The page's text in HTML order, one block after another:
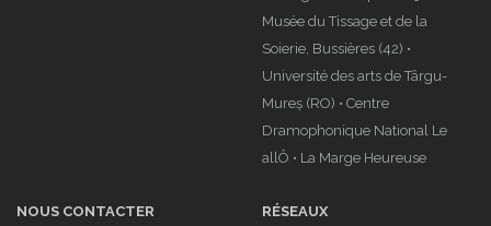
Musée du Tissage et de la
Soierie, Bussières (42) •
Université des arts de Târgu-
Mureș (RO) • Centre
Dramophonique National Le
allÔ • La Marge Heureuse
NOUS CONTACTER RÉSEAUX